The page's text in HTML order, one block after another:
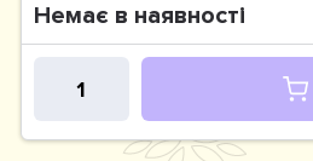
Немає в наявності